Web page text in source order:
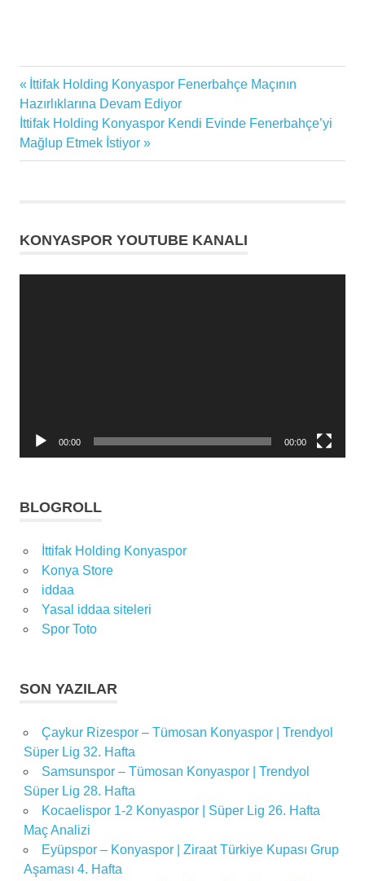
Antrenman
Bülent
Korkmaz
Fenerbahçe
Maçı
Yazı
gezinmesi
Previous
Post:
İttifak Holding Konyaspor Fenerbahçe Maçının
Hazırlıklarına Devam Ediyor
Next
Post:
İttifak Holding Konyaspor Kendi Evinde Fenerbahçe’yi
Mağlup Etmek İstiyor
KONYASPOR YOUTUBE KANALI
00:00 00:00
BLOGROLL
İttifak Holding Konyaspor
Konya Store
iddaa
Yasal iddaa siteleri
Spor Toto
SON YAZILAR
Çaykur Rizespor – Tümosan Konyaspor | Trendyol
Süper Lig 32. Hafta
Samsunspor – Tümosan Konyaspor | Trendyol
Süper Lig 28. Hafta
Kocaelispor 1-2 Konyaspor | Süper Lig 26. Hafta
Maç Analizi
Eyüpspor – Konyaspor | Ziraat Türkiye Kupası Grup
Aşaması 4. Hafta